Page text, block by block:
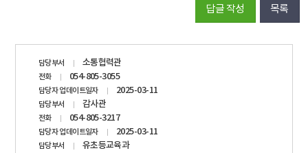
답글 작성 목록
담당부서 소통협력관
전화 054-805-3055
담당자 업데이트일자 2025-03-11
담당부서 감사관
전화 054-805-3217
담당자 업데이트일자 2025-03-11
담당부서 유초등교육과